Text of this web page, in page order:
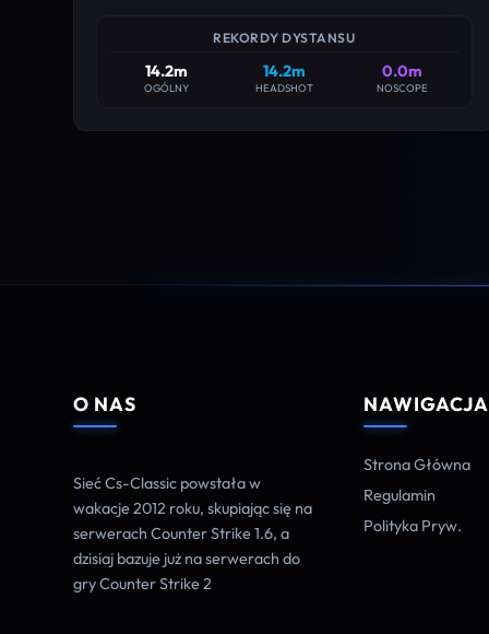
REKORDY DYSTANSU
14.2m
OGÓLNY
14.2m
HEADSHOT
0.0m
NOSCOPE
O NAS
Sieć Cs-Classic powstała w
wakacje 2012 roku, skupiając się na
serwerach Counter Strike 1.6, a
dzisiaj bazuje już na serwerach do
gry Counter Strike 2
NAWIGACJA
Strona Główna
Regulamin
Polityka Pryw.